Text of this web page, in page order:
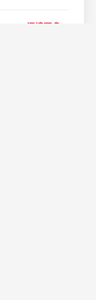
文实现一个轻量
阅读更多